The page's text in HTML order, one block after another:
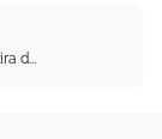
d...